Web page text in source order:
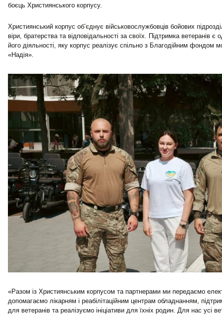
боєць Християнського корпусу.
Християнський корпус об’єднує військовослужбовців бойових
віри, братерства та відповідальності за своїх. Підтримка ветеранів
його діяльності, яку корпус реалізує спільно з Благодійним фондом
«Надія».
«Разом із Християнським корпусом та партнерами ми передаємо
допомагаємо лікарням і реабілітаційним центрам обладнанням,
для ветеранів та реалізуємо ініціативи для їхніх родин. Для нас усі